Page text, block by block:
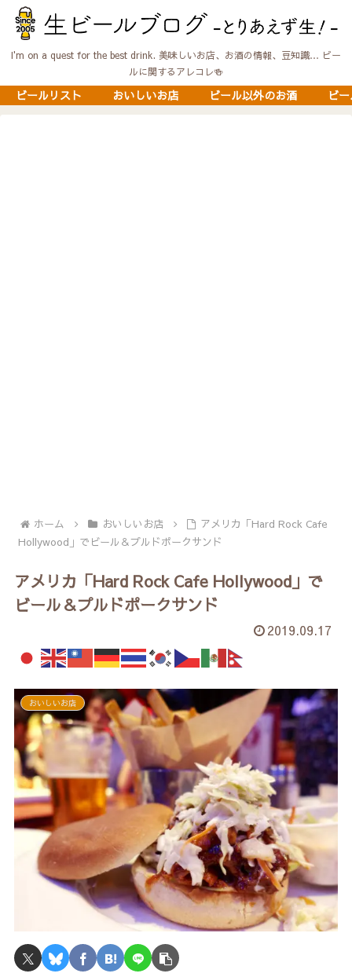
I'm on a quest for the best drink. 美味しいお店、お酒の情報、豆知識… ビー
ルに関するアレコレ🍻
ビールリスト おいしいお店 ビール以外のお酒 ビ
ホーム おいしいお店
アメリカ「Hard Rock Cafe
Hollywood」でビール＆プルドポークサンド
アメリカ「Hard Rock Cafe Hollywood」で
ビール＆プルドポークサンド
2019.09.17
おいしいお店